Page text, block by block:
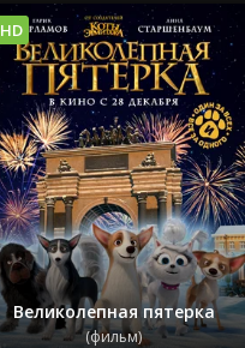
Великолепная пятерка
(фильм)
HD